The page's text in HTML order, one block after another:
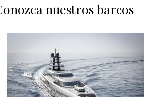
nuestros barcos